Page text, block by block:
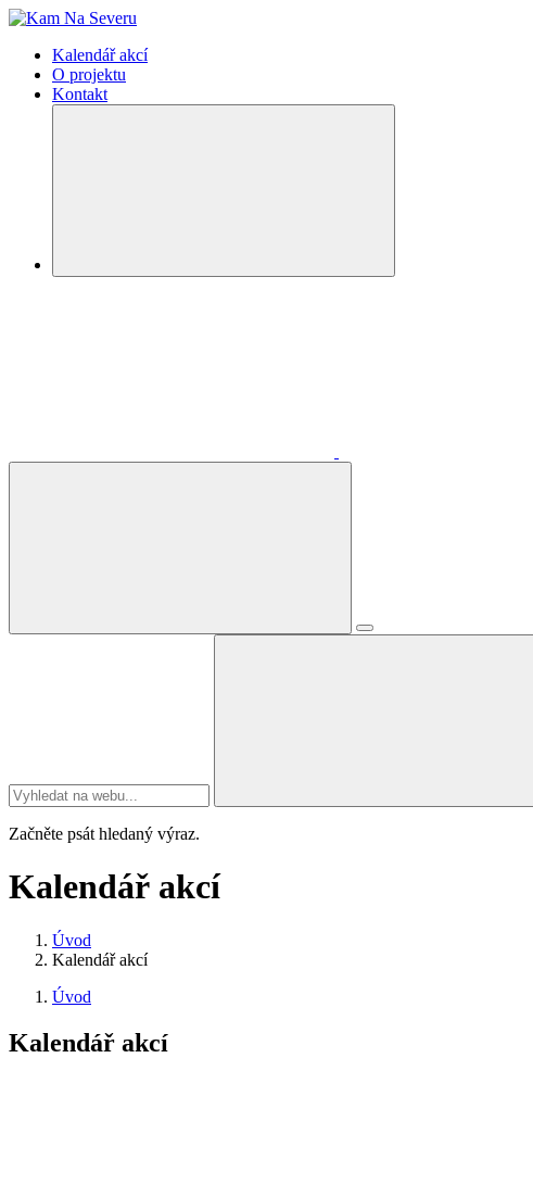
Kalendář akcí
O projektu
Kontakt
Začněte psát hledaný výraz.
Kalendář akcí
Úvod
Kalendář akcí
Úvod
Kalendář akcí